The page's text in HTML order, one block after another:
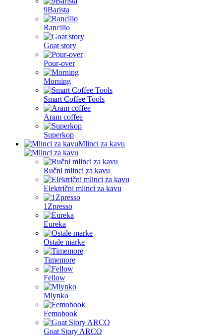
9Barista
Rancilio
Goat story
Pour-over
Morning
Smart Coffee Tools
Aram coffee
Superkop
Mlinci za kavu
Ručni mlinci za kavu
Električni mlinci za kavu
1Zpresso
Eureka
Ostale marke
Timemore
Fellow
Mlynko
Femobook
Goat Story ARCO